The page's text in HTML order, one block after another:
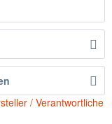
/ Verantwortliche